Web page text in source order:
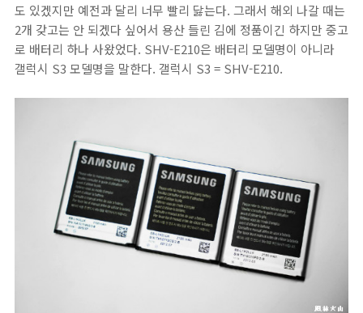
도 있겠지만 예전과 달리 너무 빨리 닳는다. 그래서 해외 나갈 때는
2개 갖고는 안 되겠다 싶어서 용산 들린 김에 정품이긴 하지만 중고
로 배터리 하나 사왔었다. SHV-E210은 배터리 모델명이 아니라
갤럭시 S3 모델명을 말한다. 갤럭시 S3 = SHV-E210.